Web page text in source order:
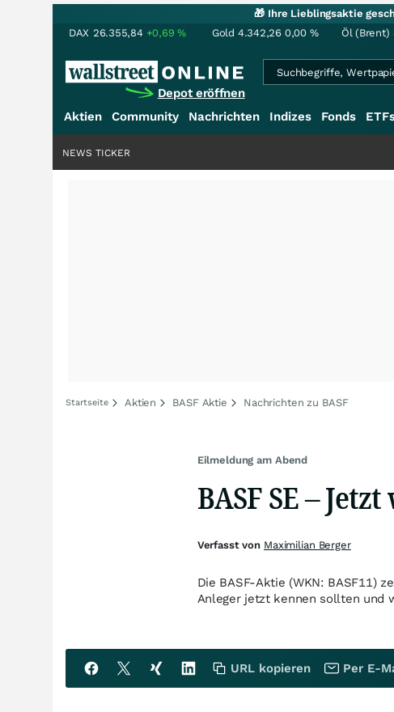
🎁 Ihre Lieblingsaktie
DAX 26.355,84 +0,69% Gold 4.342,26 0,00 % Öl (Brent)
Depot eröffnen
Aktien Community Nachrichten Indizes Fonds
NEWS TICKER
Startseite Aktien BASF Aktie Nachrichten zu BASF
Eilmeldung am Abend
BASF SE –
Die BASF-Aktie (WKN: BASF11)
Anleger jetzt kennen sollten und
Verfasst von Maximilian Berger
URL kopieren Per E-